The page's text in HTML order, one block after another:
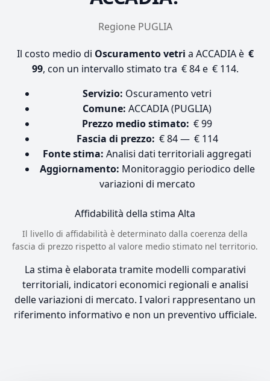
Regione PUGLIA
Il costo medio di Oscuramento vetri a ACCADIA è €
99, con un intervallo stimato tra € 84 e € 114.
Servizio: Oscuramento vetri
Comune: ACCADIA (PUGLIA)
Prezzo medio stimato: € 99
Fascia di prezzo: € 84 — € 114
Fonte stima: Analisi dati territoriali aggregati
Aggiornamento: Monitoraggio periodico delle
variazioni di mercato
Affidabilità della stima Alta
Il livello di affidabilità è determinato dalla coerenza della
fascia di prezzo rispetto al valore medio stimato nel territorio.
La stima è elaborata tramite modelli comparativi
territoriali, indicatori economici regionali e analisi
delle variazioni di mercato. I valori rappresentano un
riferimento informativo e non un preventivo ufficiale.